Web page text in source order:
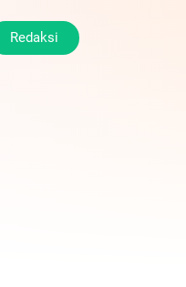
Olahraga
Redaksi